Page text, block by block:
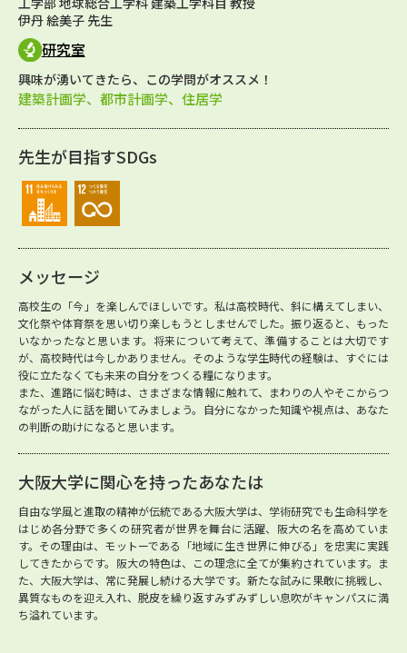
伊丹 絵美子 先生
研究室
興味が湧いてきたら、この学問がオススメ！
建築計画学、都市計画学、住居学
先生が目指すSDGs
メッセージ
高校生の「今」を楽しんでほしいです。私は高校時代、斜に構えてしまい、
文化祭や体育祭を思い切り楽しもうとしませんでした。振り返ると、もった
いなかったなと思います。将来について考えて、準備することは大切です
が、高校時代は今しかありません。そのような学生時代の経験は、すぐには
役に立たなくても未来の自分をつくる糧になります。
また、進路に悩む時は、さまざまな情報に触れて、まわりの人やそこからつ
ながった人に話を聞いてみましょう。自分になかった知識や視点は、あなた
の判断の助けになると思います。
大阪大学に関心を持ったあなたは
自由な学風と進取の精神が伝統である大阪大学は、学術研究でも生命科学を
はじめ各分野で多くの研究者が世界を舞台に活躍、阪大の名を高めていま
す。その理由は、モットーである「地域に生き世界に伸びる」を忠実に実践
してきたからです。阪大の特色は、この理念に全てが集約されています。ま
た、大阪大学は、常に発展し続ける大学です。新たな試みに果敢に挑戦し、
異質なものを迎え入れ、脱皮を繰り返すみずみずしい息吹がキャンパスに満
ち溢れています。